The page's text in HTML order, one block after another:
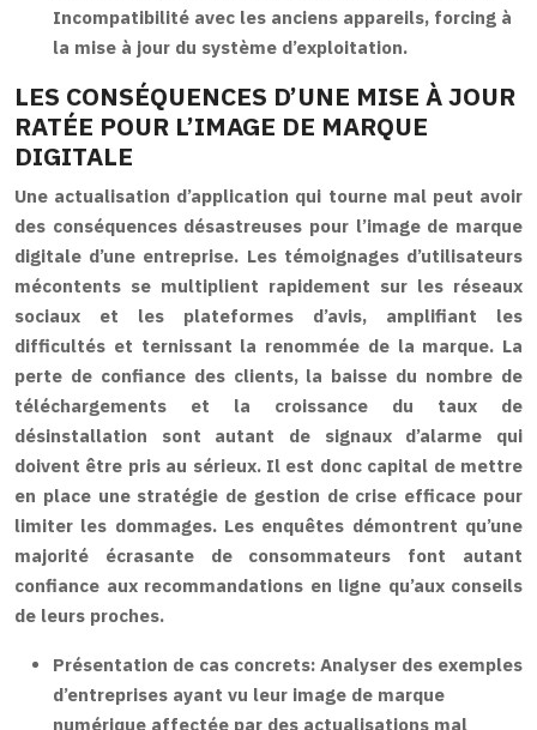
Incompatibilité avec les anciens appareils, forcing à
la mise à jour du système d’exploitation.
LES CONSÉQUENCES D’UNE MISE À JOUR
RATÉE POUR L’IMAGE DE MARQUE
DIGITALE
Une actualisation d’application qui tourne mal peut avoir
des conséquences désastreuses pour l’image de marque
digitale d’une entreprise. Les témoignages d’utilisateurs
mécontents se multiplient rapidement sur les réseaux
sociaux et les plateformes d’avis, amplifiant les
difficultés et ternissant la renommée de la marque. La
perte de confiance des clients, la baisse du nombre de
téléchargements et la croissance du taux de
désinstallation sont autant de signaux d’alarme qui
doivent être pris au sérieux. Il est donc capital de mettre
en place une stratégie de gestion de crise efficace pour
limiter les dommages. Les enquêtes démontrent qu’une
majorité écrasante de consommateurs font autant
confiance aux recommandations en ligne qu’aux conseils
de leurs proches.
Présentation de cas concrets: Analyser des exemples
d’entreprises ayant vu leur image de marque
numérique affectée par des actualisations mal